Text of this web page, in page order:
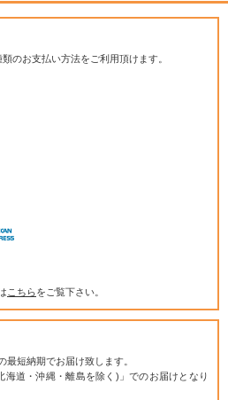
のお支払い方法をご利用頂けます。
こちらをご覧下さい。
短納期でお届け致します。
海道・沖縄・離島を除く)」でのお届けとなり